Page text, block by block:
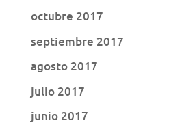
octubre 2017
septiembre 2017
agosto 2017
julio 2017
junio 2017